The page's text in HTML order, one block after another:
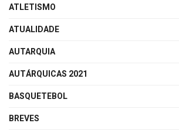
ATLETISMO
ATUALIDADE
AUTARQUIA
AUTÁRQUICAS 2021
BASQUETEBOL
BREVES